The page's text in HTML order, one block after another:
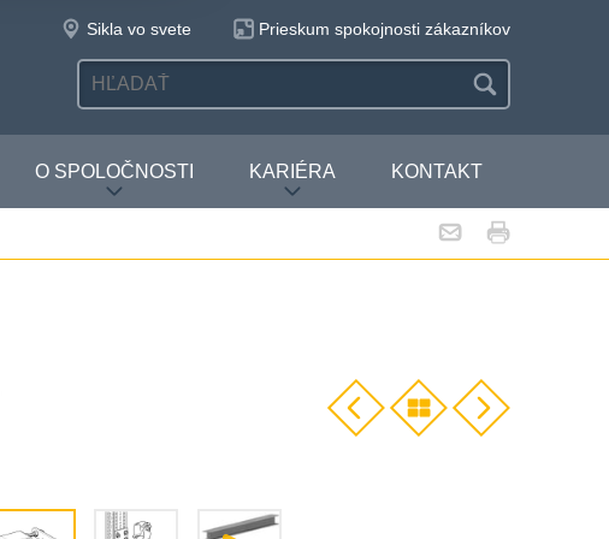
Sikla vo svete Prieskum spokojnosti zákazníkov
O SPOLOČNOSTI KARIÉRA KONTAKT